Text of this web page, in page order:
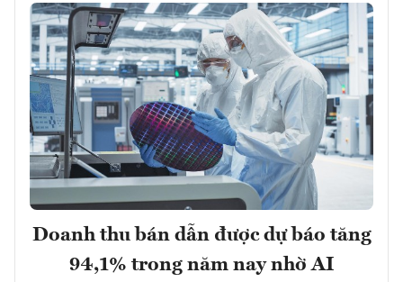
Doanh thu bán dẫn được dự báo tăng
94,1% trong năm nay nhờ AI